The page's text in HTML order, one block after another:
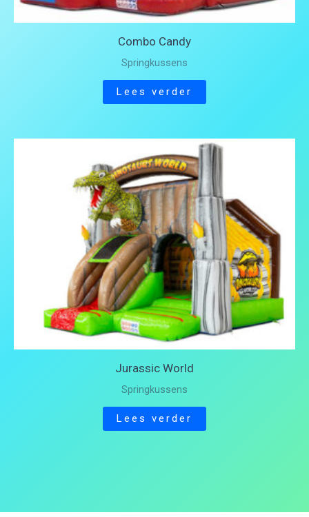
Combo Candy
Springkussens
Lees verder
Jurassic World
Springkussens
Lees verder